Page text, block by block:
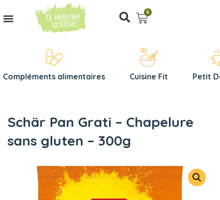
0
Compléments alimentaires Cuisine Fit Petit
Schär Pan Grati – Chapelure
sans gluten – 300g